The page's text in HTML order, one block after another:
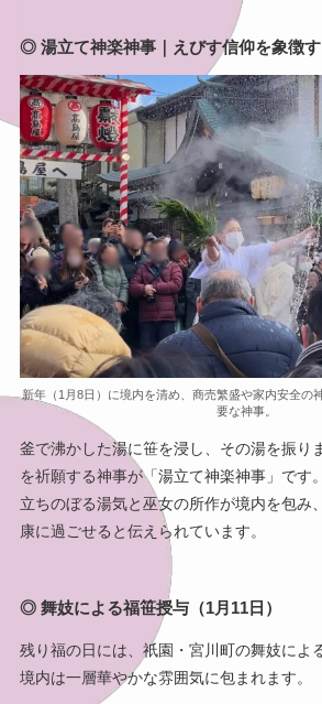
◎ 湯立て神楽神事｜えびす信仰を象徴す
新年（1月8日）に境内を清め、商売繁盛や家内安全の
要な神事。
釜で沸かした湯に笹を浸し、その湯を振り
を祈願する神事が「湯立て神楽神事」です。
立ちのぼる湯気と巫女の所作が境内を包み
康に過ごせると伝えられています。
◎ 舞妓による福笹授与（1月11日）
残り福の日には、祇園・宮川町の舞妓によ
境内は一層華やかな雰囲気に包まれます。